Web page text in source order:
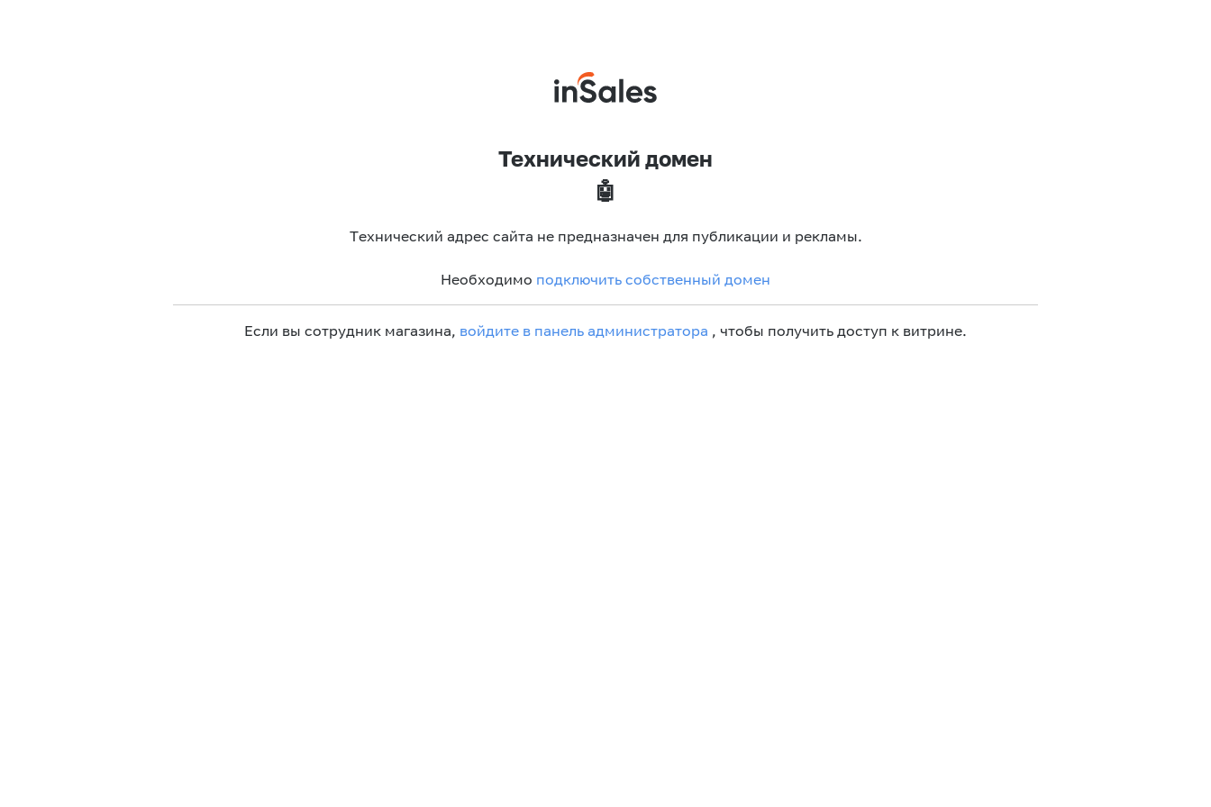
Технический домен
🤖
Технический адрес сайта не предназначен для публикации и рекламы.
Необходимо подключить собственный домен
Если вы сотрудник магазина, войдите в панель администратора , чтобы получить доступ к витрине.